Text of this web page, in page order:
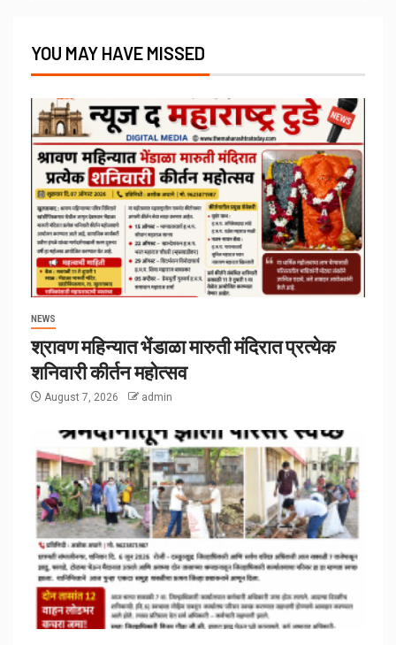
YOU MAY HAVE MISSED
NEWS
श्रावण महिन्यात भेंडाळा मारुती मंदिरात प्रत्येक
शनिवारी कीर्तन महोत्सव
August 7, 2026 admin